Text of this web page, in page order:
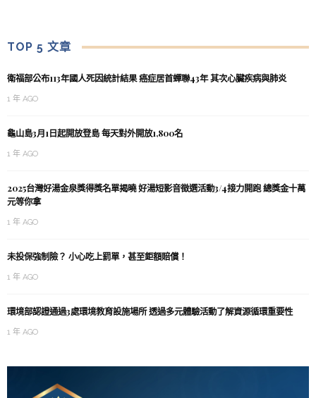
TOP 5 文章
衛福部公布113年國人死因統計結果 癌症居首蟬聯43年 其次心臟疾病與肺炎
1 年 AGO
龜山島3月1日起開放登島 每天對外開放1,800名
1 年 AGO
2025台灣好湯金泉獎得獎名單揭曉 好湯短影音徵選活動3/4接力開跑 總獎金十萬
元等你拿
1 年 AGO
未投保強制險？ 小心吃上罰單，甚至鉅額賠償！
1 年 AGO
環境部認證通過3處環境教育設施場所 透過多元體驗活動了解資源循環重要性
1 年 AGO